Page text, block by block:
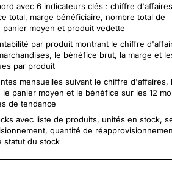
avec 6 indicateurs clés : chiffre d'affaires
total, marge bénéficiaire, nombre total de
panier moyen et produit vedette
par produit montrant le chiffre
le bénéfice brut, la marge et
par produit
mensuelles suivant le chiffre d'affaires,
le panier moyen et le bénéfice sur les 12
de tendance
avec liste de produits, unités en stock,
quantité de
statut du stock